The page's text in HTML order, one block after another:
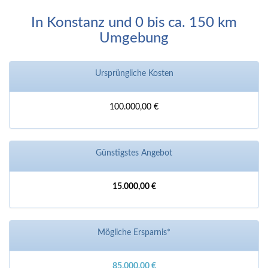
In Konstanz und 0 bis ca. 150 km
Umgebung
Ursprüngliche Kosten
100.000,00 €
Günstigstes Angebot
15.000,00 €
Mögliche Ersparnis*